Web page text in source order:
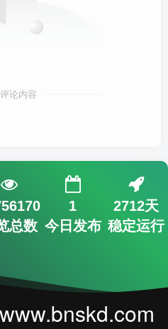
论内容
总数
1
今日发布
2712天
稳定运行